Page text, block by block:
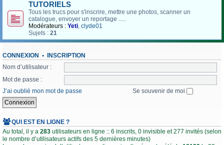
TUTORIELS
Tous les trucs pour s'inscrire, mettre une photos, scanner un
catalogue, envoyer un reportage .....
Modérateurs : Yeti, clyde01
Sujets : 21
CONNEXION • INSCRIPTION
Nom d’utilisateur :
Mot de passe :
J’ai oublié mon mot de passe
Se souvenir de moi
QUI EST EN LIGNE ?
Au total, il y a 283 utilisateurs en ligne :: 6 inscrits, 0 invisible et 277 invités (selon
le nombre d’utilisateurs actifs des 5 dernières minutes)